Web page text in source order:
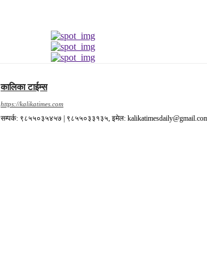
कालिका टाईम्स
https://kalikatimes.com
सम्पर्क: ९८५५०३५४५७ | ९८५५०३३१३५, इमेल: